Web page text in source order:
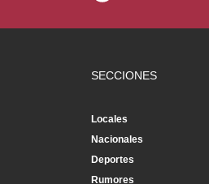
SECCIONES
Locales
Nacionales
Deportes
Rumores